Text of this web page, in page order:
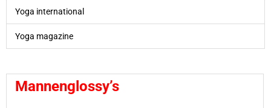
Yoga international
Yoga magazine
Mannenglossy’s